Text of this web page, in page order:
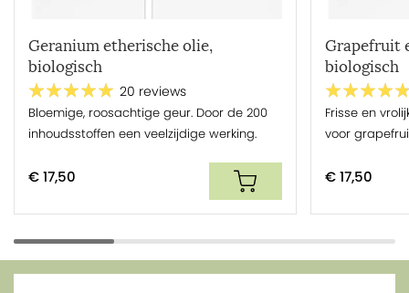
Geranium etherische olie,
biologisch
20 reviews
Bloemige, roosachtige geur. Door de 200
inhoudsstoffen een veelzijdige werking.
€ 17,50
Grapefruit
biologisch
Frisse en
voor
€ 17,50